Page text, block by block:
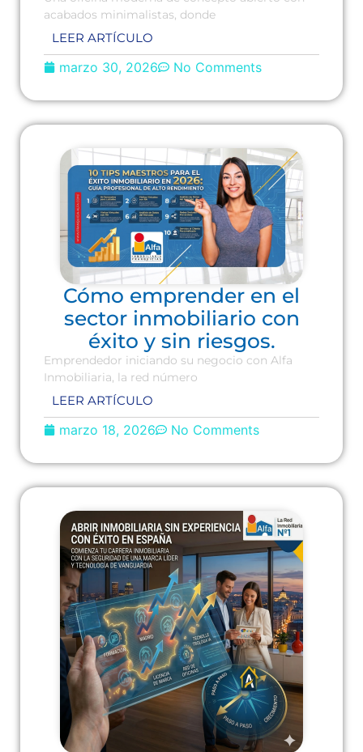
acabados minimalistas, donde
LEER ARTÍCULO
marzo 30, 2026 No Comments
Cómo emprender en el
sector inmobiliario con
éxito y sin riesgos.
Emprendedor iniciando su negocio con Alfa
Inmobiliaria, la red número
LEER ARTÍCULO
marzo 18, 2026 No Comments